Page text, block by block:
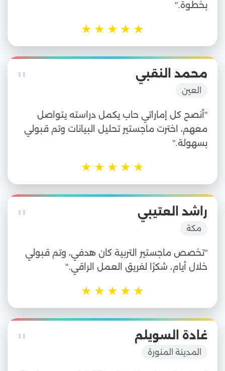
بخطوة."
★
★
★
★
★
" محمد النقبي
العين
"أنصح كل إماراتي حاب يكمل دراسته يتواصل
معهم، اخترت ماجستير تحليل البيانات وتم قبولي
بسهولة."
★
★
★
★
★
" راشد العتيبي
مكة
"تخصص ماجستير التربية كان هدفي، وتم قبولي
خلال أيام، شكرًا لفريق العمل الراقي."
★
★
★
★
★
" غادة السويلم
المدينة المنورة